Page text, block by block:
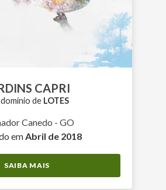
CAPRI
de LOTES
Canedo - GO
emAbril de 2018
SAIBA MAIS